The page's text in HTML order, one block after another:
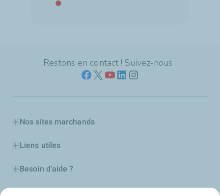
Restons en contact ! Suivez-nous :
Nos sites marchands
Liens utiles
Besoin d'aide ?